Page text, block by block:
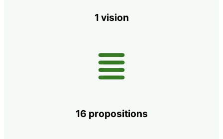
1 vision
16 propositions